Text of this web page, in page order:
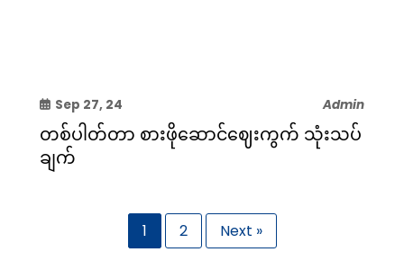
Sep 27, 24 Admin
တစ်ပါတ်တာ စားဖိုဆောင်ဈေးကွက် သုံးသပ်
ချက်
1 2 Next »